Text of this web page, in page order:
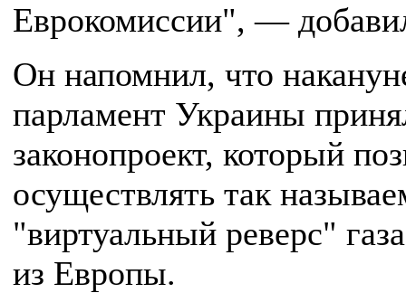
Еврокомиссии", —
Он напомнил, что
парламент Украины
законопроект, который
осуществлять так
"виртуальный реверс" газа
из Европы.